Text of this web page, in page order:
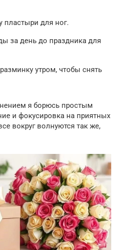
пластыри для ног.
за день до праздника для
утром, чтобы снять
я борюсь простым
и фокусировка на приятных
вокруг волнуются так же,